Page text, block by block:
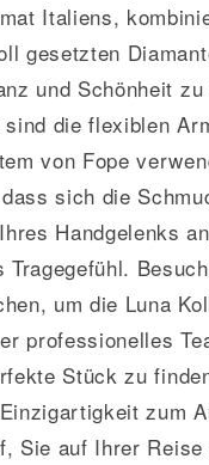
Italiens,
gesetzten
und Schönheit
die flexiblen
von Fope
sich die
Handgelenks
um die Luna
professionelles
Stück zu
zum
Sie auf Ihrer